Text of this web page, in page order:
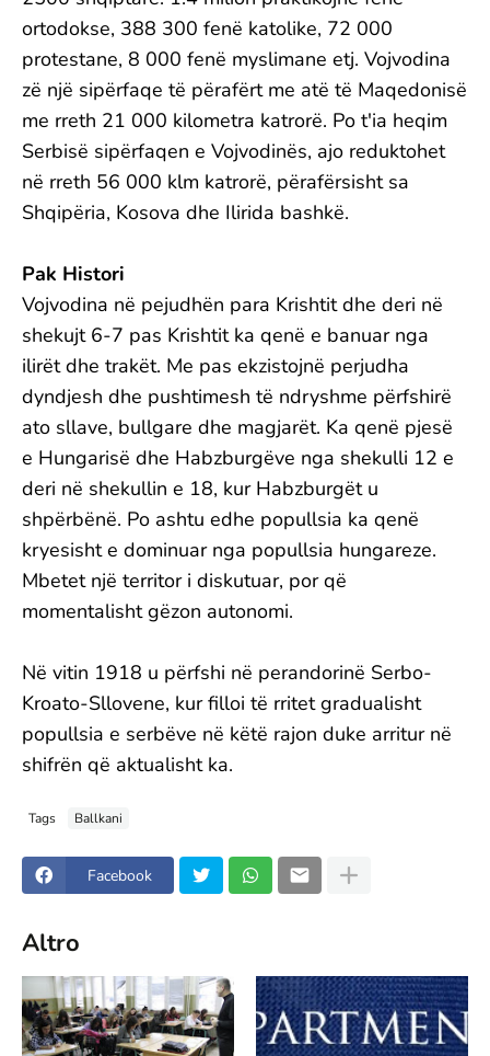
ortodokse, 388 300 fenë katolike, 72 000
protestane, 8 000 fenë myslimane etj. Vojvodina
zë një sipërfaqe të përafërt me atë të Maqedonisë
me rreth 21 000 kilometra katrorë. Po t'ia heqim
Serbisë sipërfaqen e Vojvodinës, ajo reduktohet
në rreth 56 000 klm katrorë, përafërsisht sa
Shqipëria, Kosova dhe Ilirida bashkë.
Pak Histori
Vojvodina në pejudhën para Krishtit dhe deri në
shekujt 6-7 pas Krishtit ka qenë e banuar nga
ilirët dhe trakët. Me pas ekzistojnë perjudha
dyndjesh dhe pushtimesh të ndryshme përfshirë
ato sllave, bullgare dhe magjarët. Ka qenë pjesë
e Hungarisë dhe Habzburgëve nga shekulli 12 e
deri në shekullin e 18, kur Habzburgët u
shpërbënë. Po ashtu edhe popullsia ka qenë
kryesisht e dominuar nga popullsia hungareze.
Mbetet një territor i diskutuar, por që
momentalisht gëzon autonomi.
Në vitin 1918 u përfshi në perandorinë Serbo-
Kroato-Sllovene, kur filloi të rritet gradualisht
popullsia e serbëve në këtë rajon duke arritur në
shifrën që aktualisht ka.
Tags Ballkani
Facebook
Altro